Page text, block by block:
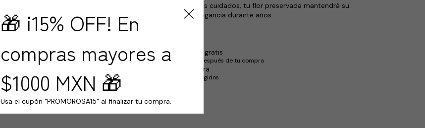
✨ Siguiendo estos cuidados, tu flor preservada mantendrá su
forma, color y elegancia durante años
Devoluciones gratis
Hasta 30 días después de tu compra
Compra segura
Tus datos protegidos
🎁 ¡15% OFF! En
compras mayores a
$1000 MXN 🎁
Usa el cupón "PROMOROSA15" al finalizar tu compra.